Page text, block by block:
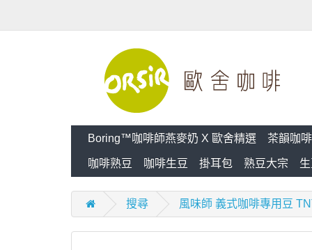
Boring™咖啡師燕麥奶 X 歐舍精選 茶韻咖啡
咖啡熟豆 咖啡生豆 掛耳包 熟豆大宗
搜尋 風味師 義式咖啡專用豆